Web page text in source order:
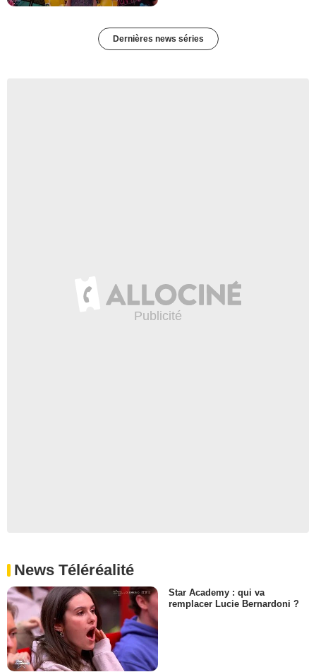
Dernières news séries
News Téléréalité
Star Academy : qui va
remplacer Lucie Bernardoni ?